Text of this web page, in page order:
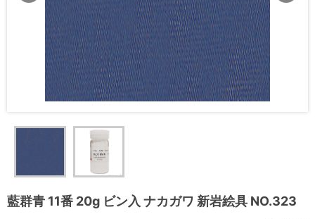
藍群青 11番 20g ビン入 ナカガワ 新岩絵具 NO.323